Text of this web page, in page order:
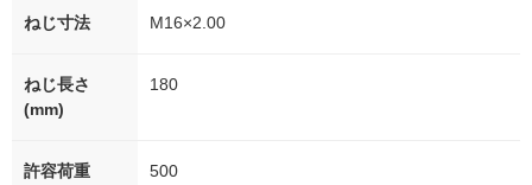
ねじ寸法 M16×2.00
ねじ長さ
(mm)
180
許容荷重
500